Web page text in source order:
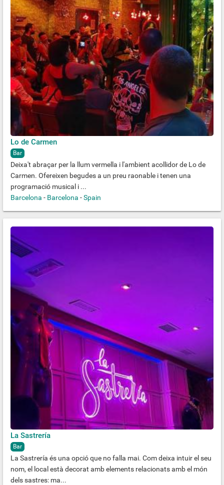
Lo de Carmen
Bar
Deixa't abraçar per la llum vermella i l'ambient acollidor de Lo de
Carmen. Ofereixen begudes a un preu raonable i tenen una
programació musical i ...
Barcelona - Barcelona -Spain
La Sastrería
Bar
La Sastrería és una opció que no falla mai. Com deixa intuir el seu
nom, el local està decorat amb elements relacionats amb el món
dels sastres: ma...